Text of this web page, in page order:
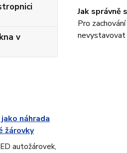
v
náhrada
žárovky
autožárovek,
Jak správně
Pro